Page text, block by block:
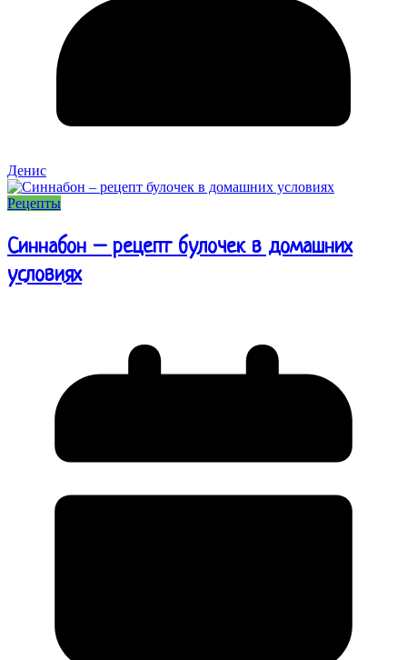
Денис
Рецепты
Синнабон – рецепт булочек в домашних
условиях